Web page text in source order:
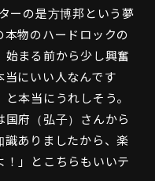
ーの是方博邦という夢
物のハードロックの
まる前から少し興奮
にいい人なんです
本当にうれしそう。
府（弘子）さんから
ありましたから、楽
！」とこちらもいいテ